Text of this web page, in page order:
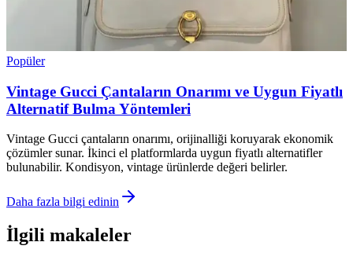
Popüler
Vintage Gucci Çantaların Onarımı ve Uygun Fiyatlı
Alternatif Bulma Yöntemleri
Vintage Gucci çantaların onarımı, orijinalliği koruyarak ekonomik
çözümler sunar. İkinci el platformlarda uygun fiyatlı alternatifler
bulunabilir. Kondisyon, vintage ürünlerde değeri belirler.
Daha fazla bilgi edinin
İlgili makaleler